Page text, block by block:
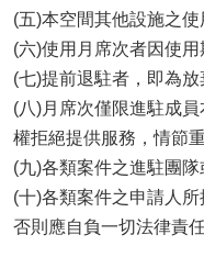
(五)本空間其他設施之
(六)使用月席次者因使
(七)提前退駐者，即為
(八)月席次僅限進駐成
權拒絕提供服務，情節
(九)各類案件之進駐團
(十)各類案件之申請人
否則應自負一切法律責任